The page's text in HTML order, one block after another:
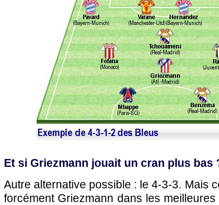
Et si Griezmann jouait un cran plus bas
Autre alternative possible : le 4-3-3. Mais
forcément Griezmann dans les